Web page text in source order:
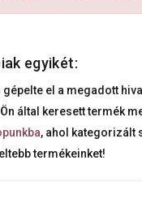
egyikét:
el a megadott
által keresett termék
, ahol kategorizált
termékeinket!